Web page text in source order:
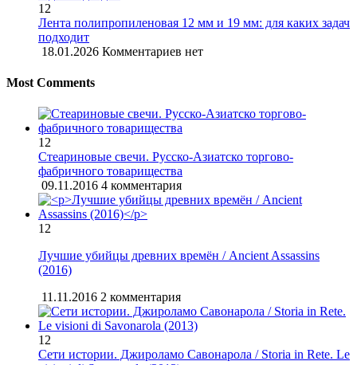
12
Лента полипропиленовая 12 мм и 19 мм: для каких задач
подходит
18.01.2026 Комментариев нет
Most Comments
12
Стеариновые свечи. Русско-Азиатско торгово-
фабричного товарищества
09.11.2016 4 комментария
12
Лучшие убийцы древних времён / Ancient Assassins
(2016)
11.11.2016 2 комментария
12
Сети истории. Джироламо Савонарола / Storia in Rete. Le